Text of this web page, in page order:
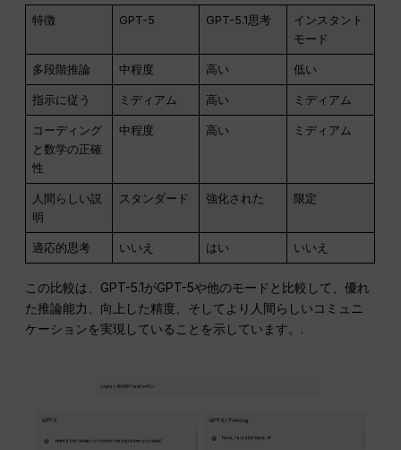
特徴 GPT-5 GPT-5.1思考
インスタント
モード
多段階推論 中程度 高い 低い
指示に従う ミディアム 高い ミディアム
コーディング
と数学の正確
性
中程度 高い ミディアム
人間らしい説
明
スタンダード 強化された 限定
適応的思考 いいえ はい いいえ
この比較は、GPT-5.1がGPT-5や他のモードと比較して、優れ
た推論能力、向上した精度、そしてより人間らしいコミュニ
ケーションを実現していることを示しています。.